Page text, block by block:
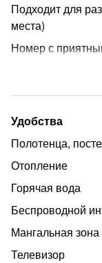
Подходит для
места)
Номер с
Имеется
Общая ванная
раковина, туалет.
В стоимость
ванные
мыло, зубной
WI-Fi бесплатно
Бесплатная
Удобства
Полотенца,
Отопление
Горячая вода
Беспроводной
Мангальная зона
Телевизор